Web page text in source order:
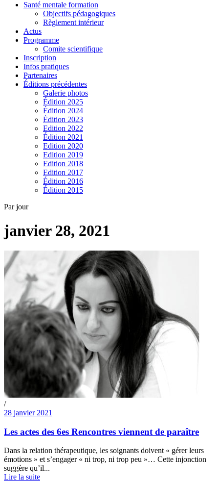
Santé mentale formation
Objectifs pédagogiques
Règlement intérieur
Actus
Programme
Comite scientifique
Inscription
Infos pratiques
Partenaires
Éditions précédentes
Galerie photos
Édition 2025
Édition 2024
Édition 2023
Edition 2022
Édition 2021
Edition 2020
Edition 2019
Edition 2018
Edition 2017
Édition 2016
Édition 2015
Par jour
janvier 28, 2021
/
28 janvier 2021
Les actes des 6es Rencontres viennent de paraître
Dans la relation thérapeutique, les soignants doivent « gérer leurs
émotions » et s’engager « ni trop, ni trop peu »… Cette injonction
suggère qu’il...
Lire la suite